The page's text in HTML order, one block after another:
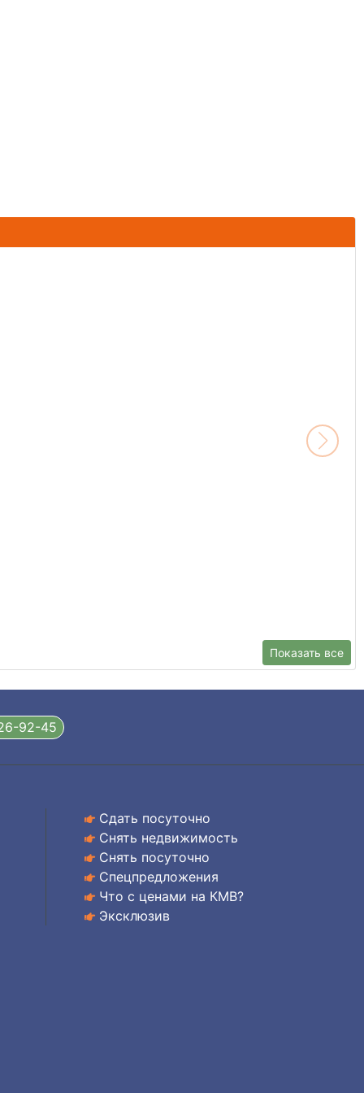
Показать все
92-45
Сдать посуточно
Снять недвижимость
Снять посуточно
Спецпредложения
Что с ценами на КМВ?
Эксклюзив